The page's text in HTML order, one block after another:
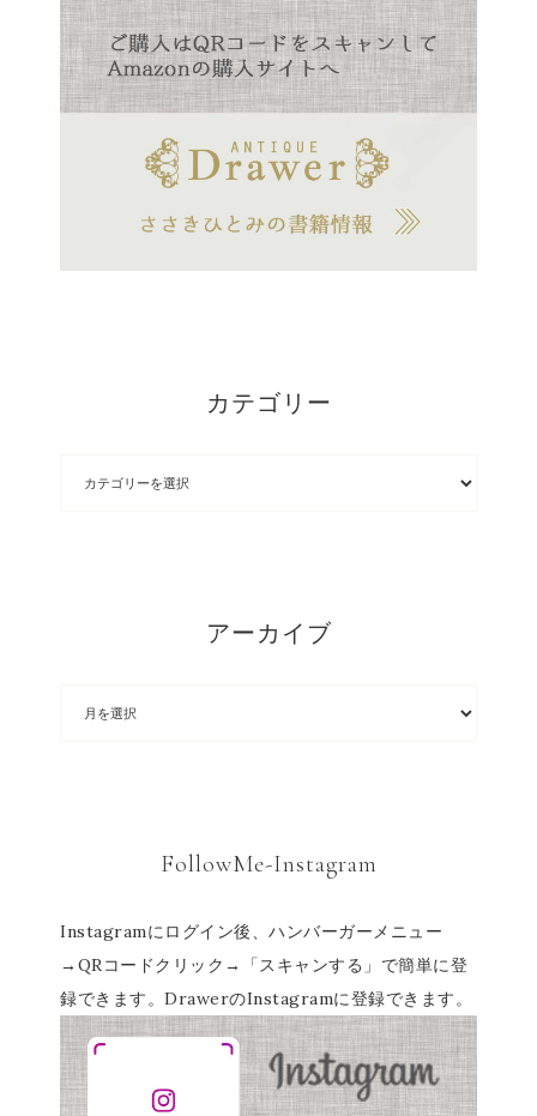
カテゴリー
アーカイブ
FollowMe-Instagram
Instagramにログイン後、ハンバーガーメニュー
→QRコードクリック→「スキャンする」で簡単に登
録できます。DrawerのInstagramに登録できます。